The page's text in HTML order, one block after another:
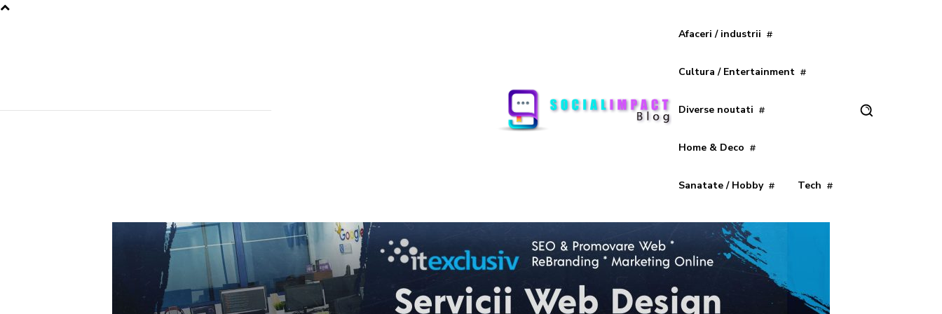
Afaceri / industrii
Cultura / Entertainment
Diverse noutati
Home & Deco
Sanatate / Hobby Tech